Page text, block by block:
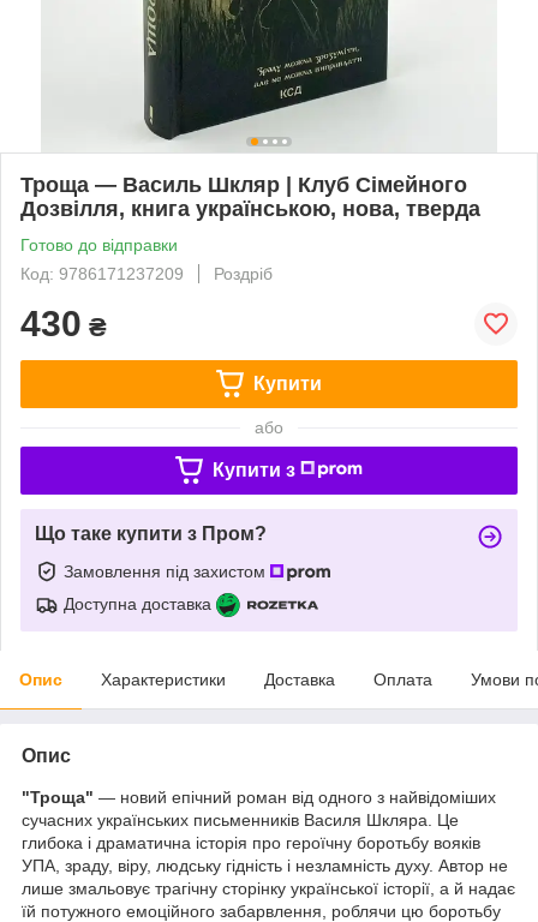
Троща — Василь Шкляр | Клуб Сімейного
Дозвілля, книга українською, нова, тверда
Готово до відправки
Код: 9786171237209
Роздріб
430 ₴
Купити
або
Купити з
Що таке купити з Пром?
Замовлення під захистом
Доступна доставка
Опис Характеристики Доставка Оплата Умови
Опис
"Троща" — новий епічний роман від одного з найвідоміших
сучасних українських письменників Василя Шкляра. Це
глибока і драматична історія про героїчну боротьбу вояків
УПА, зраду, віру, людську гідність і незламність духу. Автор не
лише змальовує трагічну сторінку української історії, а й надає
їй потужного емоційного забарвлення, роблячи цю боротьбу